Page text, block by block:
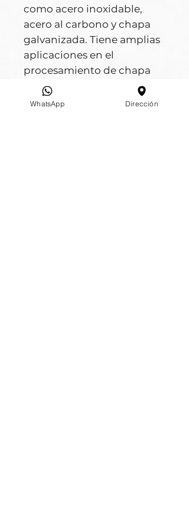
como acero inoxidable,
acero al carbono y chapa
galvanizada. Tiene amplias
aplicaciones en el
procesamiento de chapa
metálica, iluminación,
menaje de cocina,
WhatsApp Dirección